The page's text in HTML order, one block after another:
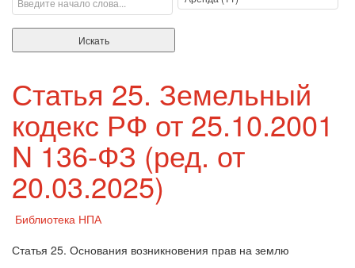
Статья 25. Земельный
кодекс РФ от 25.10.2001
N 136-ФЗ (ред. от
20.03.2025)
Библиотека НПА
Статья 25. Основания возникновения прав на землю